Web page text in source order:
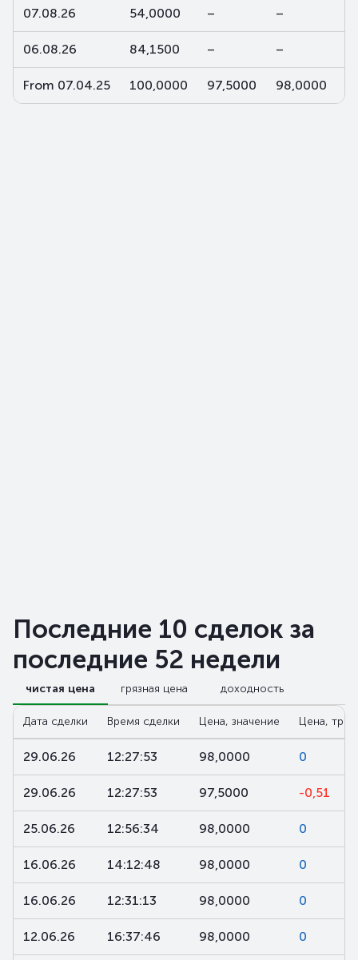
07.08.26 54,0000 – –
06.08.26 84,1500 – –
From 07.04.25 100,0000 97,5000 98,0000
Последние 10 сделок за
последние 52 недели
чистая цена грязная цена доходность
Дата сделки Время сделки Цена, значение Цена,
29.06.26 12:27:53 98,0000 0
29.06.26 12:27:53 97,5000 -0,51
25.06.26 12:56:34 98,0000 0
16.06.26 14:12:48 98,0000 0
16.06.26 12:31:13 98,0000 0
12.06.26 16:37:46 98,0000 0